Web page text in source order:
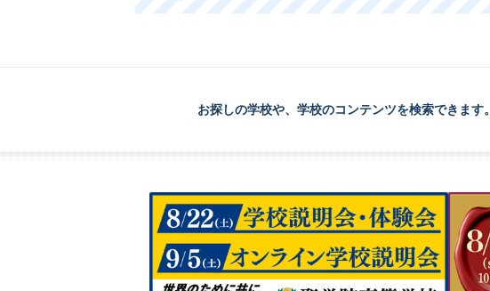
お探しの学校や、学校のコンテンツを検索できます。